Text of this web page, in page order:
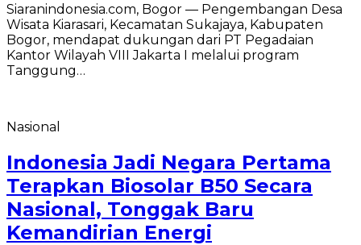
Siaranindonesia.com, Bogor — Pengembangan Desa
Wisata Kiarasari, Kecamatan Sukajaya, Kabupaten
Bogor, mendapat dukungan dari PT Pegadaian
Kantor Wilayah VIII Jakarta I melalui program
Tanggung…
Nasional
Indonesia Jadi Negara Pertama
Terapkan Biosolar B50 Secara
Nasional, Tonggak Baru
Kemandirian Energi